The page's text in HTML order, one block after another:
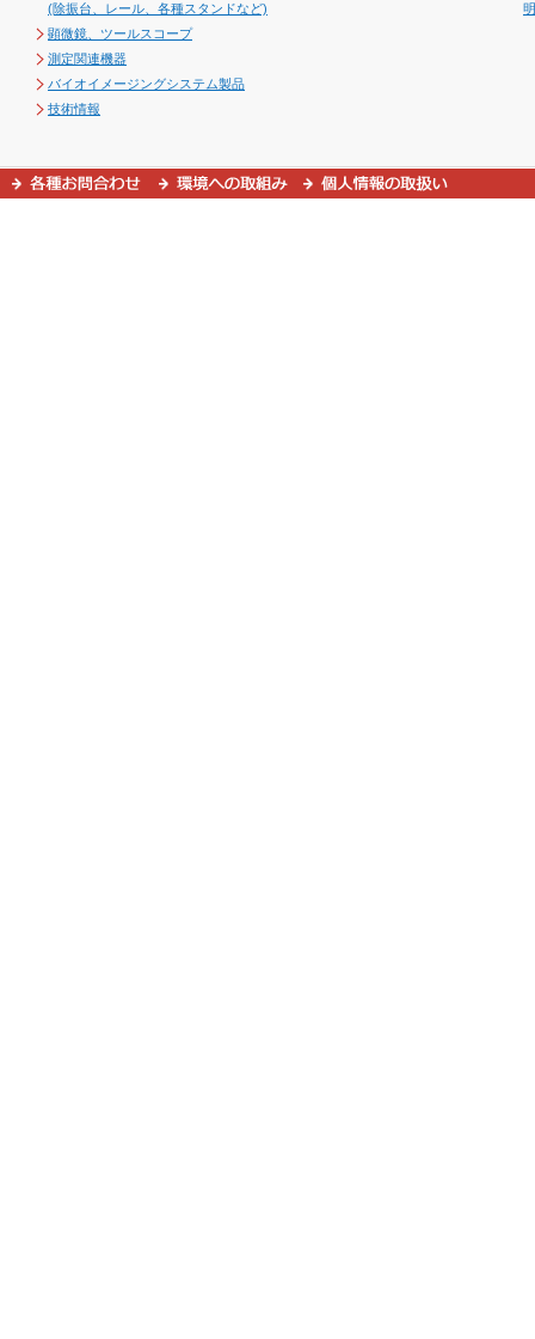
(除振台、レール、各種スタンドなど)
顕微鏡、ツールスコープ
測定関連機器
バイオイメージングシステム製品
技術情報